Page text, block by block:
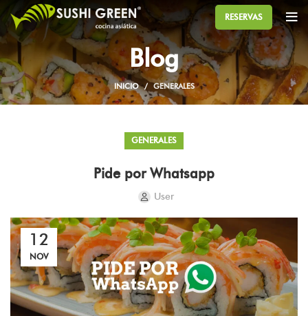
RESERVAS
Blog
INICIO GENERALES
GENERALES
Pide por Whatsapp
User
12
NOV